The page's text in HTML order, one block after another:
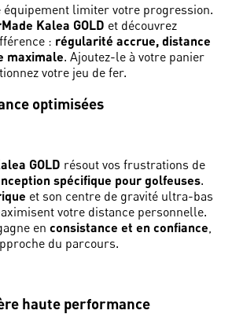
équipement limiter votre progression.
Kalea GOLD et découvrez
: régularité accrue, distance
maximale. Ajoutez-le à votre panier
votre jeu de fer.
optimisées
GOLD résout vos frustrations de
spécifique pour golfeuses.
et son centre de gravité ultra-bas
votre distance personnelle.
en consistance et en confiance,
du parcours.
haute performance